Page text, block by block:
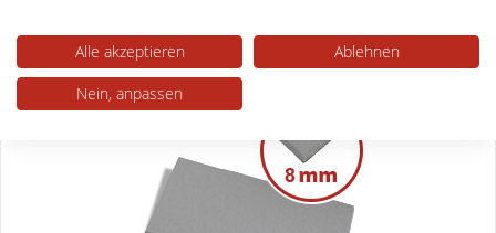
Alle akzeptieren
Ablehnen
Nein, anpassen